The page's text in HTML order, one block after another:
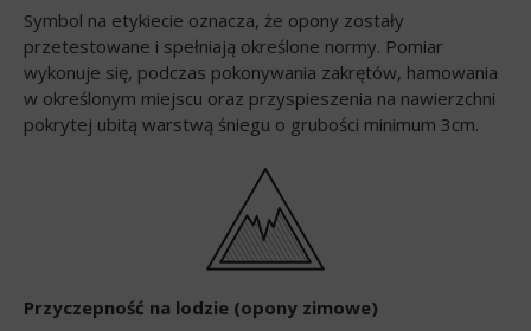
Symbol na etykiecie oznacza, że opony zostały
przetestowane i spełniają określone normy. Pomiar
wykonuje się, podczas pokonywania zakrętów, hamowania
w określonym miejscu oraz przyspieszenia na nawierzchni
pokrytej ubitą warstwą śniegu o grubości minimum 3cm.
Przyczepność na lodzie (opony zimowe)